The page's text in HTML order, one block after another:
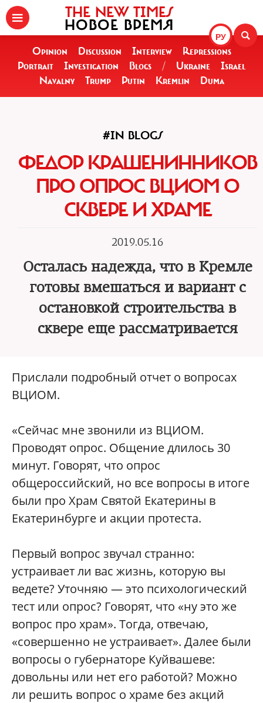
РУ
THE NEW TIMES
НОВОЕ ВРЕМЯ
Opinion Discussion Interview
Repressions
Portrait
Investigation Blogs / Ukraine
Israel
Navalny
Trump Putin Kremlin Duma
#IN BLOGS
ФЕДОР КРАШЕНИННИКОВ
ПРО ОПРОС ВЦИОМ О
СКВЕРЕ И ХРАМЕ
2019.05.16
Осталась надежда, что в Кремле
готовы вмешаться и вариант с
остановкой строительства в
сквере еще рассматривается
Прислали подробный отчет о вопросах
ВЦИОМ.
«Сейчас мне звонили из ВЦИОМ.
Проводят опрос. Общение длилось 30
минут. Говорят, что опрос
общероссийский, но все вопросы в итоге
были про Храм Святой Екатерины в
Екатеринбурге и акции протеста.
Первый вопрос звучал странно:
устраивает ли вас жизнь, которую вы
ведете? Уточняю — это психологический
тест или опрос? Говорят, что «ну это же
вопрос про храм». Тогда, отвечаю,
«совершенно не устраивает». Далее были
вопросы о губернаторе Куйвашеве:
довольны или нет его работой? Можно
ли решить вопрос о храме без акций